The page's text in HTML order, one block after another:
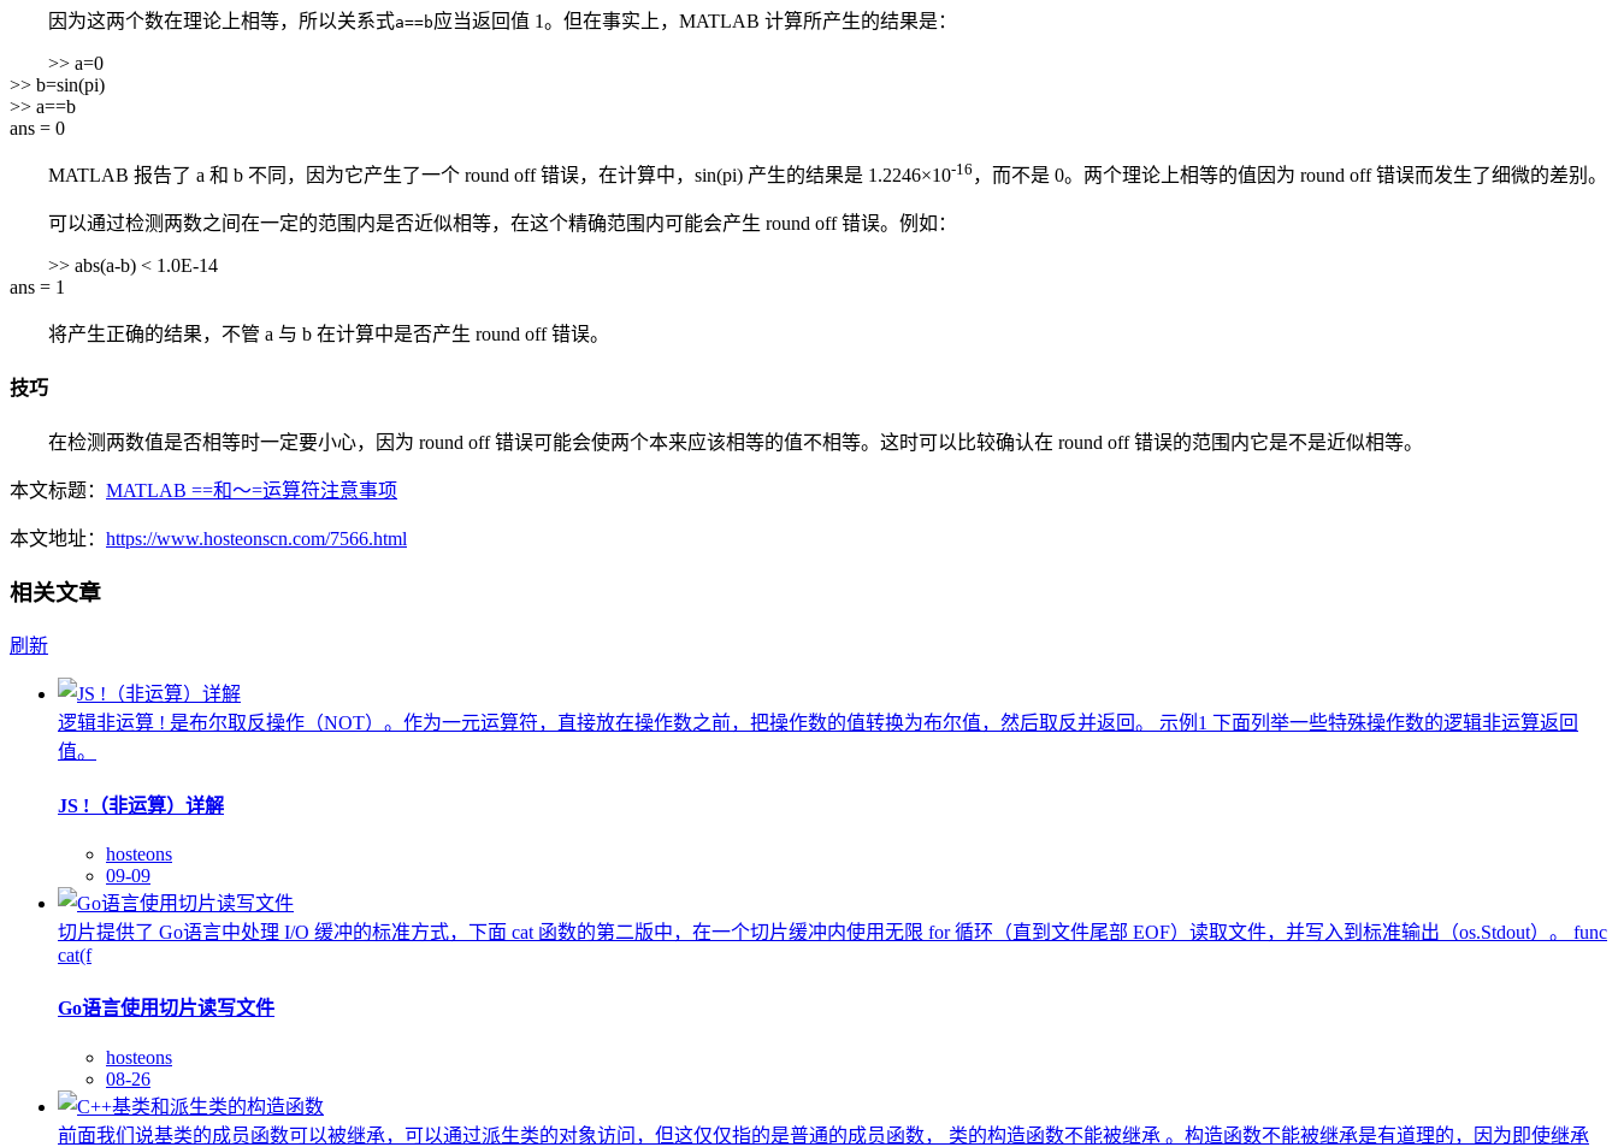
因为这两个数在理论上相等，所以关系式a==b应当返回值 1。但在事实上，MATLAB 计算所产生的结果是：
>> a=0
>> b=sin(pi)
>> a==b
ans = 0
MATLAB 报告了 a 和 b 不同，因为它产生了一个 round off 错误，在计算中，sin(pi) 产生的结果是 1.2246×10-16 ，而不是 0。两个理论上相等的值因为 round off 错误而发生了细微的差别。
可以通过检测两数之间在一定的范围内是否近似相等，在这个精确范围内可能会产生 round off 错误。例如：
>> abs(a-b) < 1.0E-14
ans = 1
将产生正确的结果，不管 a 与 b 在计算中是否产生 round off 错误。
技巧
在检测两数值是否相等时一定要小心，因为 round off 错误可能会使两个本来应该相等的值不相等。这时可以比较确认在 round off 错误的范围内它是不是近似相等。
本文标题： MATLAB ==和～=运算符注意事项
本文地址： https://www.hosteonscn.com/7566.html
相关文章
刷新
逻辑非运算 ! 是布尔取反操作（NOT）。作为一元运算符，直接放在操作数之前，把操作数的值转换为布尔值，然后取反并返回。 示例1 下面列举一些特殊操作数的逻辑非运算返回
值。
JS !（非运算）详解
hosteons
09-09
切片提供了 Go语言中处理 I/O 缓冲的标准方式，下面 cat 函数的第二版中，在一个切片缓冲内使用无限 for 循环（直到文件尾部 EOF）读取文件，并写入到标准输出（os.Stdout）。 func
cat(f
Go语言使用切片读写文件
hosteons
08-26
前面我们说基类的成员函数可以被继承，可以通过派生类的对象访问，但这仅仅指的是普通的成员函数， 类的构造函数不能被继承 。构造函数不能被继承是有道理的，因为即使继承